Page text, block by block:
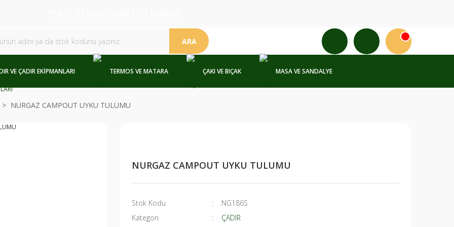
ARA
VE ÇADIR EKİPMANLARI TERMOS VE MATARA ÇAKI VE BIÇAK MASA VE SANDALYE
NURGAZ CAMPOUT UYKU TULUMU
NURGAZ CAMPOUT UYKU TULUMU
Stok Kodu
NG186S
Kategori
ÇADIR